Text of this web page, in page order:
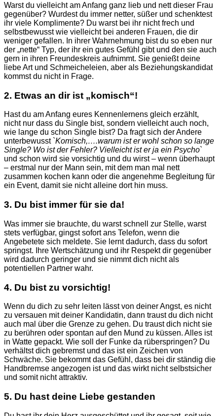
Warst du vielleicht am Anfang ganz lieb und nett dieser Frau
gegenüber? Wurdest du immer netter, süßer und schenktest
ihr viele Komplimente? Du warst bei ihr nicht frech und
selbstbewusst wie vielleicht bei anderen Frauen, die dir
weniger gefallen. In ihrer Wahrnehmung bist du so eben nur
der „nette“ Typ, der ihr ein gutes Gefühl gibt und den sie auch
gern in ihren Freundeskreis aufnimmt. Sie genießt deine
liebe Art und Schmeicheleien, aber als Beziehungskandidat
kommst du nicht in Frage.
2. Etwas an dir ist „komisch“!
Hast du am Anfang eures Kennenlernens gleich erzählt,
nicht nur dass du Single bist, sondern vielleicht auch noch,
wie lange du schon Single bist? Da fragt sich der Andere
unterbewusst `Komisch,….warum ist er wohl schon so lange
Single? Wo ist der Fehler? Vielleicht ist er ja ein Psycho`
und schon wird sie vorsichtig und du wirst – wenn überhaupt
– erstmal nur der Mann sein, mit dem man mal nett
zusammen kochen kann oder die angenehme Begleitung für
ein Event, damit sie nicht alleine dort hin muss.
3. Du bist immer für sie da!
Was immer sie brauchte, du warst schnell zur Stelle, warst
stets verfügbar, gingst sofort ans Telefon, wenn die
Angebetete sich meldete. Sie lernt dadurch, dass du sofort
springst. Ihre Wertschätzung und ihr Respekt dir gegenüber
wird dadurch geringer und sie nimmt dich nicht als
potentiellen Partner wahr.
4. Du bist zu vorsichtig!
Wenn du dich zu sehr leiten lässt von deiner Angst, es nicht
zu versauen mit deiner Kandidatin, dann traust du dich nicht
auch mal über die Grenze zu gehen. Du traust dich nicht sie
zu berühren oder spontan auf den Mund zu küssen. Alles ist
in Watte gepackt. Wie soll der Funke da rüberspringen? Du
verhältst dich gebremst und das ist ein Zeichen von
Schwäche. Sie bekommt das Gefühl, dass bei dir ständig die
Handbremse angezogen ist und das wirkt nicht selbstsicher
und somit nicht attraktiv.
5. Du hast deine Liebe gestanden